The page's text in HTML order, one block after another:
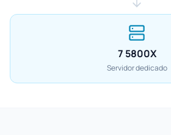
7 5800X
Servidor dedicado